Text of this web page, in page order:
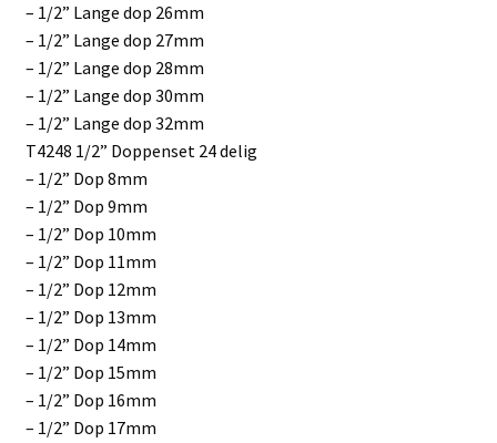
– 1/2” Lange dop 26mm
– 1/2” Lange dop 27mm
– 1/2” Lange dop 28mm
– 1/2” Lange dop 30mm
– 1/2” Lange dop 32mm
T4248 1/2” Doppenset 24 delig
– 1/2” Dop 8mm
– 1/2” Dop 9mm
– 1/2” Dop 10mm
– 1/2” Dop 11mm
– 1/2” Dop 12mm
– 1/2” Dop 13mm
– 1/2” Dop 14mm
– 1/2” Dop 15mm
– 1/2” Dop 16mm
– 1/2” Dop 17mm